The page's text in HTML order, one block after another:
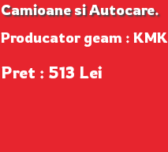
Camioane si Autocare.
Producator geam : KMK
Pret : 513 Lei